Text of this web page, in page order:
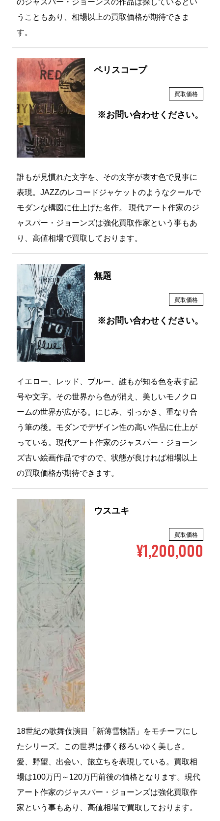
のジャスパー・ジョーンズの作品は探しているとい
うこともあり、相場以上の買取価格が期待できま
す。
ペリスコープ
買取価格
※お問い合わせください。
誰もが見慣れた文字を、その文字が表す色で見事に
表現。JAZZのレコードジャケットのようなクールで
モダンな構図に仕上げた名作。 現代アート作家のジ
ャスパー・ジョーンズは強化買取作家という事もあ
り、高値相場で買取しております。
無題
買取価格
※お問い合わせください。
イエロー、レッド、ブルー、誰もが知る色を表す記
号や文字。その世界から色が消え、美しいモノクロ
ームの世界が広がる。にじみ、引っかき、重なり合
う筆の後。モダンでデザイン性の高い作品に仕上が
っている。現代アート作家のジャスパー・ジョーン
ズ古い絵画作品ですので、状態が良ければ相場以上
の買取価格が期待できます。
ウスユキ
買取価格
¥1,200,000
18世紀の歌舞伎演目「新薄雪物語」をモチーフにし
たシリーズ。この世界は儚く移ろいゆく美しさ。
愛、野望、出会い、旅立ちを表現している。買取相
場は100万円～120万円前後の価格となります。現代
アート作家のジャスパー・ジョーンズは強化買取作
家という事もあり、高値相場で買取しております。